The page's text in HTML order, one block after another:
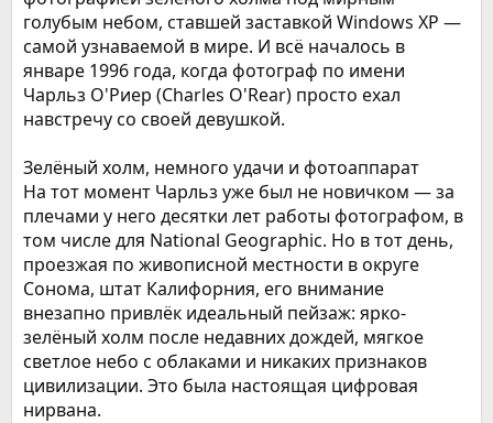
голубым небом, ставшей заставкой Windows XP —
самой узнаваемой в мире. И всё началось в
январе 1996 года, когда фотограф по имени
Чарльз О'Риер (Charles O'Rear) просто ехал
навстречу со своей девушкой.
Зелёный холм, немного удачи и фотоаппарат
На тот момент Чарльз уже был не новичком — за
плечами у него десятки лет работы фотографом, в
том числе для National Geographic. Но в тот день,
проезжая по живописной местности в округе
Сонома, штат Калифорния, его внимание
внезапно привлёк идеальный пейзаж: ярко-
зелёный холм после недавних дождей, мягкое
светлое небо с облаками и никаких признаков
цивилизации. Это была настоящая цифровая
нирвана.